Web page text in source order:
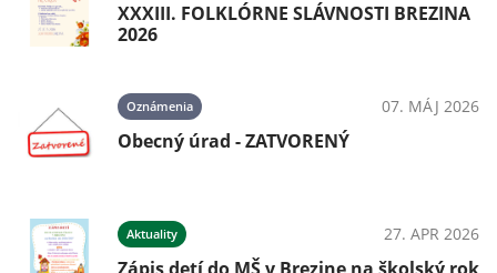
XXXIII. FOLKLÓRNE SLÁVNOSTI BREZINA
2026
Oznámenia 07. MÁJ 2026
Obecný úrad - ZATVORENÝ
Aktuality 27. APR 2026